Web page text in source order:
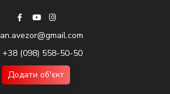
an.avezor@gmail.com
+38 (098) 558-50-50
Додати об'єкт